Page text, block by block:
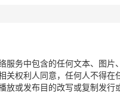
服务中包含的任何文本、图
关权利人同意，任何人不得在
放或发布目的改写或复制发行